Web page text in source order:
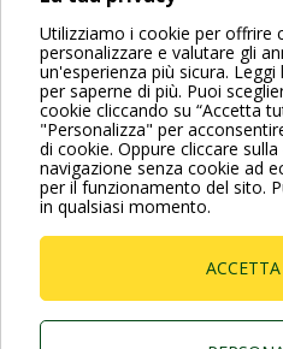
Utilizziamo i cookie per offrire
personalizzare e valutare gli
un'esperienza più sicura. Leggi
per saperne di più. Puoi
cookie cliccando su “Accetta
"Personalizza" per
di cookie. Oppure cliccare
navigazione senza cookie ad
per il funzionamento del sito.
in qualsiasi momento.
Per maggiori informazioni
VAI ALLA